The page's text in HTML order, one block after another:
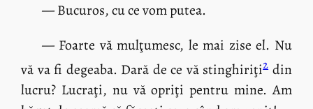
— Bucuros, cu ce vom putea.
— Foarte vă mulţumesc, le mai zise el. Nu
vă va fi degeaba. Dară de ce vă stinghiriţi2din
lucru? Lucraţi, nu vă opriţi pentru mine. Am